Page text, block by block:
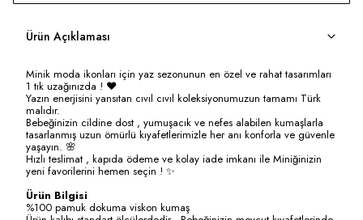
Ürün Açıklaması
Minik moda ikonları için yaz sezonunun en özel ve rahat tasarımları
1 tık uzağınızda ! ❤️
Yazın enerjisini yansıtan cıvıl cıvıl koleksiyonumuzun tamamı Türk
malıdır.
Bebeğinizin cildine dost , yumuşacık ve nefes alabilen kumaşlarla
tasarlanmış uzun ömürlü kıyafetlerimizle her anı konforla ve güvenle
yaşayın. 🌸
Hızlı teslimat , kapıda ödeme ve kolay iade imkanı ile Miniğinizin
yeni favorilerini hemen seçin ! ✨
Ürün Bilgisi
%100 pamuk dokuma viskon kumaş